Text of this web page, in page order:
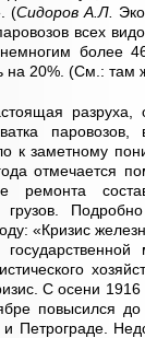
(Сидоров А.Л.
всех
более
на 20%. (См.:
паровозов,
к заметному
отмечается
ремонта
«Кризис
С осени 1916
повысился
Петрограде.